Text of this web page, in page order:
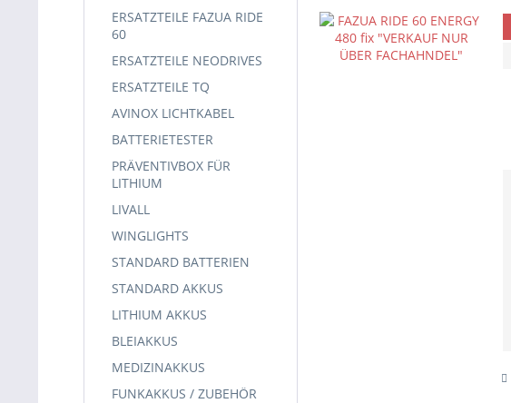
ERSATZTEILE FAZUA RIDE
60
ERSATZTEILE NEODRIVES
ERSATZTEILE TQ
AVINOX LICHTKABEL
BATTERIETESTER
PRÄVENTIVBOX FÜR
LITHIUM
LIVALL
WINGLIGHTS
STANDARD BATTERIEN
STANDARD AKKUS
LITHIUM AKKUS
BLEIAKKUS
MEDIZINAKKUS
FUNKAKKUS / ZUBEHÖR